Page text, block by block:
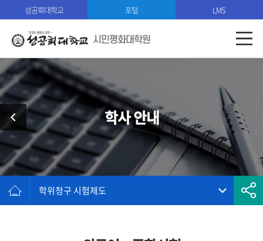
성공회대학교 포털 LMS
시민평화대학원
학사 안내
학위청구 시험제도